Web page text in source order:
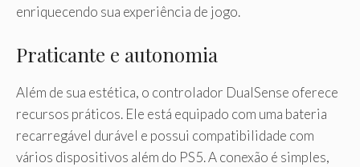
enriquecendo sua experiência de jogo.
Praticante e autonomia
Além de sua estética, o controlador DualSense oferece
recursos práticos. Ele está equipado com uma bateria
recarregável durável e possui compatibilidade com
vários dispositivos além do PS5. A conexão é simples,